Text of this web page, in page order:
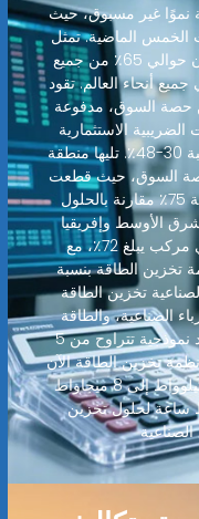
نموًا غير مسبوق، حيث
في السنوات الخمس الماضية. تمثل
أنظمة تخزين الطاقة والكهروضوئية الآن حوالي 65٪ من جميع
جميع أنحاء العالم. تقود
وأوروبا بنسبة 62٪ من حصة السوق، مدفوعة
الضريبية الاستثمارية
التي تقلل التكاليف الإجمالية للنظام بنسبة 30-48٪. تليها منطقة
بنسبة 45٪ من حصة السوق، حيث قطعت
التصاميم المعيارية أوقات التثبيت بنسبة 75٪ مقارنة بالحلول
الأوسط وإفريقيا
أسرع المناطق نموًا بمعدل نمو سنوي مركب يبلغ 72٪، مع
تخزين الطاقة بنسبة
تخزين الطاقة
الصناعية، والطاقة
الاحتياطية للطوارئ، مع فترات استرداد نموذجية تتراوح من 5
لأنظمة تخزين الطاقة الآن
بأنظمة متكاملة بسعة تتراوح من 80 كيلوواط إلى 8 ميجاواط
كيلوواط ساعة لحلول تخزين